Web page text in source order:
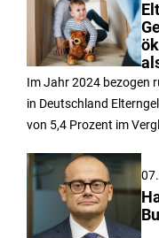
Im Jahr 2024 bezogen
in Deutschland
von 5,4 Prozent im